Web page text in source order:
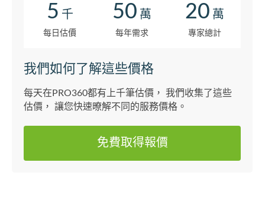
5 千
每日估價
50 萬
每年需求
20 萬
專家總計
我們如何了解這些價格
每天在PRO360都有上千筆估價， 我們收集了這些
估價， 讓您快速暸解不同的服務價格。
免費取得報價